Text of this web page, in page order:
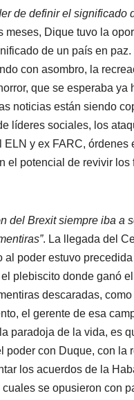
de definir el significado
meses, Dique tuvo la
de un país en paz.
con asombro, la
que se esperaba ya
noticias están siendo
líderes sociales, los
ELN y ex FARC, órdenes
el potencial de revivir los
del Brexit siempre iba a
. La llegada del
al poder estuvo
plebiscito donde ganó
descaradas,
el gerente de esa
paradoja de la vida, es
poder con Duque, con la
los acuerdos de la
cuales se opusieron con